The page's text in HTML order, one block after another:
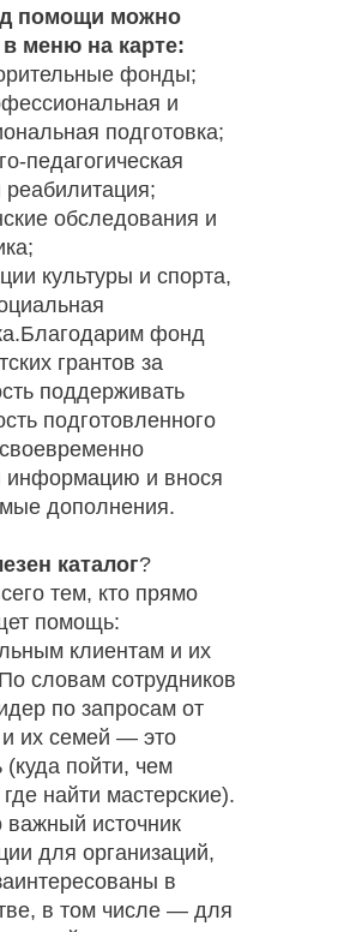
помощи можно
меню на карте:
фонды;
и
подготовка;
педагогическая
обследования и
культуры и спорта,
фонд
грантов за
поддерживать
подготовленного
информацию и внося
дополнения.
каталог?
тем, кто прямо
помощь:
клиентам и их
словам сотрудников
по запросам от
и их семей — это
(куда пойти, чем
найти мастерские).
важный источник
для организаций,
в
в том числе — для